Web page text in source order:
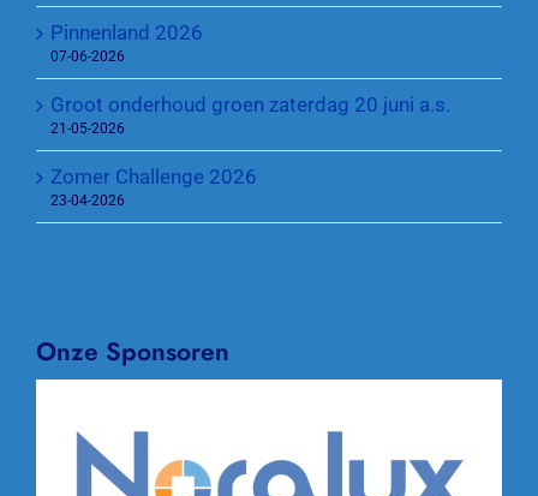
Pinnenland 2026
07-06-2026
Groot onderhoud groen zaterdag 20 juni a.s.
21-05-2026
Zomer Challenge 2026
23-04-2026
Onze Sponsoren